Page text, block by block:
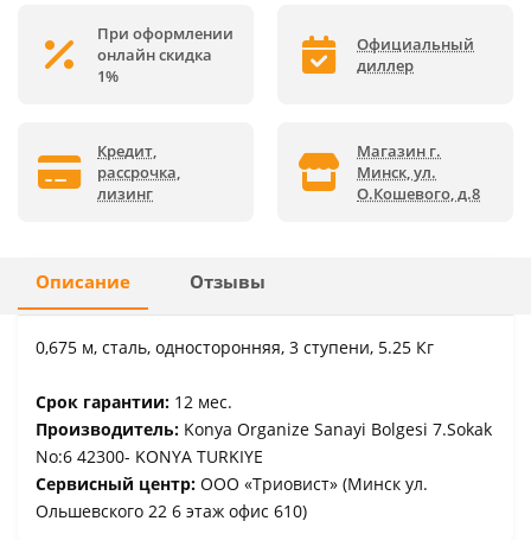
При оформлении
онлайн скидка
1%
Официальный
диллер
Кредит,
рассрочка,
лизинг
Магазин г.
Минск, ул.
О.Кошевого, д.8
Описание Отзывы
0,675 м, сталь, односторонняя, 3 ступени, 5.25 Кг
Срок гарантии: 12 мес.
Производитель: Konya Organize Sanayi Bolgesi 7.Sokak
No:6 42300- KONYA TURKIYE
Сервисный центр: ООО «Триовист» (Минск ул.
Ольшевского 22 6 этаж офис 610)